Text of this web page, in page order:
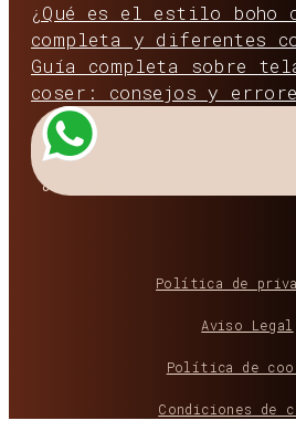
¿Qué es el estilo boho
completa y diferentes
Guía completa sobre
coser: consejos y
¿Hablamos?
Política de
Aviso Legal
Política de
Condiciones de